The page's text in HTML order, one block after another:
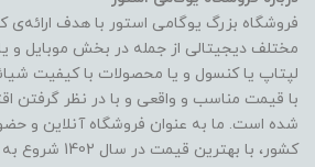
فروشگاه بزرگ یوگامی استور با هدف ارائه‌ی
مختلف دیجیتالی از جمله در بخش موبایل و
لپتاپ یا کنسول و یا محصولات با کیفیت
با قیمت مناسب و واقعی و با در نظر گرفتن
شده است. ما به عنوان فروشگاه آنلاین و
کشور، با بهترین